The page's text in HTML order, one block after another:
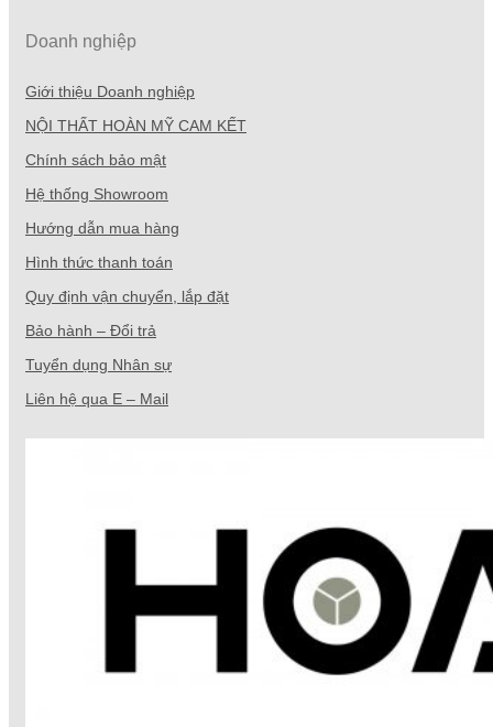
Doanh nghiệp
Giới thiệu Doanh nghiệp
NỘI THẤT HOÀN MỸ CAM KẾT
Chính sách bảo mật
Hệ thống Showroom
Hướng dẫn mua hàng
Hình thức thanh toán
Quy định vận chuyển, lắp đặt
Bảo hành – Đổi trả
Tuyển dụng Nhân sự
Liên hệ qua E – Mail